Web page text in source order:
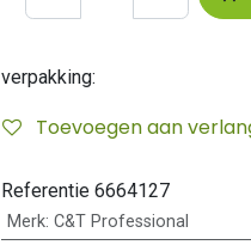
verpakking:
Toevoegen aan
Referentie 6664127
Merk: C&T Professional